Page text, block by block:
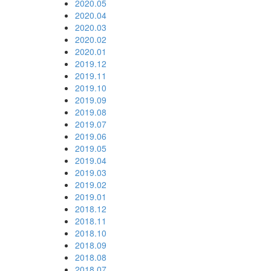
2020.05
2020.04
2020.03
2020.02
2020.01
2019.12
2019.11
2019.10
2019.09
2019.08
2019.07
2019.06
2019.05
2019.04
2019.03
2019.02
2019.01
2018.12
2018.11
2018.10
2018.09
2018.08